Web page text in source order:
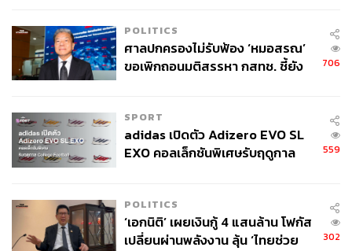
POLITICS
ศาลปกครองไม่รับฟ้อง ‘หมอสรณ’
ขอเพิกถอนมติสรรหา กสทช. ชี้ยัง
706
SPORT
adidas เปิดตัว Adizero EVO SL
EXO คอลเล็กชันพิเศษรับฤดูกาล
559
POLITICS
‘เอกนิติ’ เผยเงินกู้ 4 แสนล้าน โฟกัส
เปลี่ยนผ่านพลังงาน ลุ้น ‘ไทยช่วย
302